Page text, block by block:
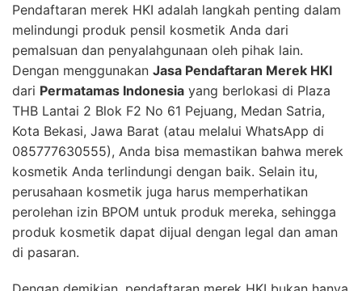
Pendaftaran merek HKI adalah langkah penting dalam
melindungi produk pensil kosmetik Anda dari
pemalsuan dan penyalahgunaan oleh pihak lain.
Dengan menggunakan Jasa Pendaftaran Merek HKI
dari Permatamas Indonesia yang berlokasi di Plaza
THB Lantai 2 Blok F2 No 61 Pejuang, Medan Satria,
Kota Bekasi, Jawa Barat (atau melalui WhatsApp di
085777630555), Anda bisa memastikan bahwa merek
kosmetik Anda terlindungi dengan baik. Selain itu,
perusahaan kosmetik juga harus memperhatikan
perolehan izin BPOM untuk produk mereka, sehingga
produk kosmetik dapat dijual dengan legal dan aman
di pasaran.